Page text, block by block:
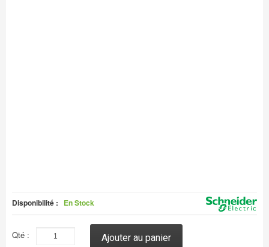
Disponibilité : En Stock
Qté : Ajouter au panier